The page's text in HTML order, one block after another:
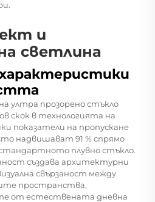
и
светлина
ултра прозорено стъкло
скок в технологията на
показатели на пропускане
надвишават 91 % спрямо
стандартното плувно стъкло.
създава архитектурни
свързаност между
пространства,
от естествената дневна